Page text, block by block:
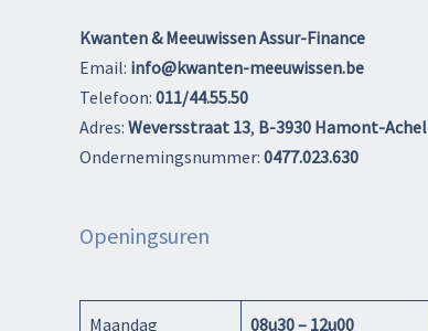
Kwanten & Meeuwissen Assur-Finance
Email: info@kwanten-meeuwissen.be
Telefoon: 011/44.55.50
Adres: Weversstraat 13, B-3930 Hamont-Achel
Ondernemingsnummer: 0477.023.630
Openingsuren
Maandag 08u30 – 12u00